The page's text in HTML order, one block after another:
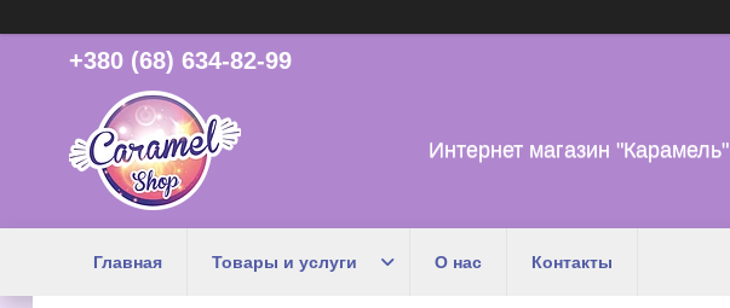
+380 (68) 634-82-99
Интернет магазин "Карамель"
Главная Товары и услуги О нас Контакты